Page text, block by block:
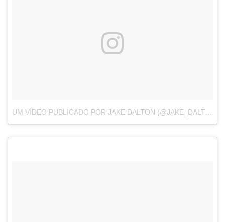
UM VÍDEO PUBLICADO POR JAKE DALTON (@JAKE_DALTON)